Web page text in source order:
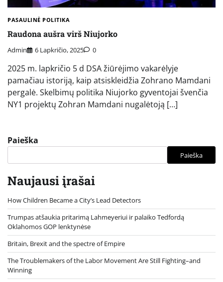
PASAULINĖ POLITIKA
Raudona aušra virš Niujorko
Admin 6 Lapkričio, 2025 0
2025 m. lapkričio 5 d DSA žiūrėjimo vakarėlyje
pamačiau istoriją, kaip atsiskleidžia Zohrano Mamdani
pergalė. Skelbimų politika Niujorko gyventojai švenčia
NY1 projektų Zohran Mamdani nugalėtoją […]
Paieška
Paieška
Naujausi įrašai
How Children Became a City’s Lead Detectors
Trumpas atšaukia pritarimą Lahmeyeriui ir palaiko Tedfordą
Oklahomos GOP lenktynėse
Britain, Brexit and the spectre of Empire
The Troublemakers of the Labor Movement Are Still Fighting–and
Winning